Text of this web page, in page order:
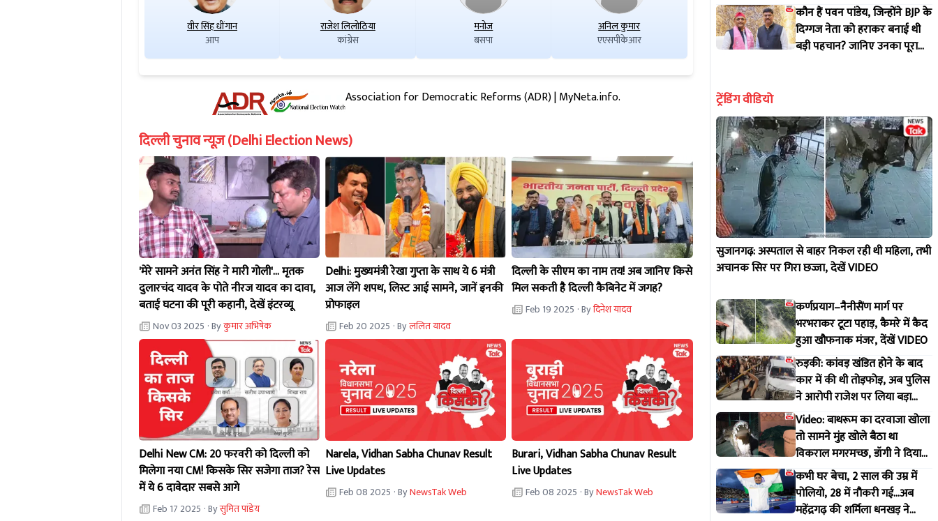
वीर सिंह धींगान
आप
राजेश लिलोठिया
कांग्रेस
मनोज
बसपा
अनिल कुमार
एएसपीकेआर
अजय कुमार
पीपीआई(डी)
सरोज बाला
एसजेपी
Association for Democratic Reforms (ADR) | MyNeta.info.
दिल्ली चुनाव न्यूज़ (Delhi Election News)
'मेरे सामने अनंत सिंह ने मारी गोली'... मृतक
दुलारचंद यादव के पोते नीरज यादव का दावा,
बताई घटना की पूरी कहानी, देखें इंटरव्यू
Nov 03 2025 · Byकुमार अभिषेक
Delhi: मुख्यमंत्री रेखा गुप्ता के साथ ये 6 मंत्री
आज लेंगे शपथ, लिस्ट आई सामने, जानें इनकी
प्रोफाइल
Feb 20 2025 · Byललित यादव
दिल्ली के सीएम का नाम तय! अब जानिए किसे
मिल सकती है दिल्ली कैबिनेट में जगह?
Feb 19 2025 · Byदिनेश यादव
Delhi New CM: 20 फरवरी को दिल्ली को
मिलेगा नया CM! किसके सिर सजेगा ताज? रेस
में ये 6 दावेदार सबसे आगे
Feb 17 2025 · Byसुमित पांडेय
Narela, Vidhan Sabha Chunav Result
Live Updates
Feb 08 2025 · ByNewsTak Web
Burari, Vidhan Sabha Chunav Result
Live Updates
Feb 08 2025 · ByNewsTak Web
कौन हैं पवन पांडेय, जिन्होंने BJP के
दिग्गज नेता को हराकर बनाई थी
बड़ी पहचान? जानिए उनका पूरा
ट्रेंडिंग वीडियो
सुजानगढ़: अस्पताल से बाहर निकल रही थी महिला, तभी
अचानक सिर पर गिरा छज्जा, देखें VIDEO
कर्णप्रयाग–नैनीसैंण मार्ग पर
भरभराकर टूटा पहाड़, कैमरे में कैद
हुआ खौफनाक मंजर, देंखें VIDEO
रुड़की: कांवड़ खंडित होने के बाद
कार में की थी तोड़फोड़, अब पुलिस
ने आरोपी राजेश पर लिया बड़ा
एक्शन
Video: बाथरूम का दरवाजा खोला
तो सामने मुंह खोले बैठा था
विकराल मगरमच्छ, डॉगी ने दिया
मकान मालिक को इशारा
कभी घर बेचा, 2 साल की उम्र में
पोलियो, 28 में नौकरी गई...अब
महेंद्रगढ़ की शर्मिला धनखड़ ने